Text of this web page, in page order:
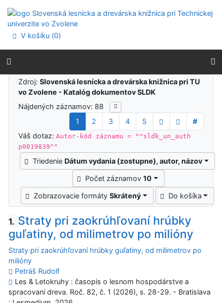
Prejsť na menu
Prehlásenie o webovej prístupnosti
V košíku (0)
Výsledky vyhľadávania
Zdroj:Slovenská lesnícka a drevárska knižnica pri TU
vo Zvolene - Katalóg dokumentov SLDK
Nájdených záznamov: 88
1
2 3 4 5
#
Váš dotaz:Autor-kód záznamu = "^sldk_un_auth
p0019839^"
Triedenie Dátum vydania (zostupne), autor, názov
Počet záznamov10
Zobrazovacie formátySkrátený Do košíka
1. Straty pri zaokrúhľovaní hrúbky
guľatiny, od milimetrov po milióny
Straty pri zaokrúhľovaní hrúbky guľatiny, od milimetrov po
milióny
Petráš Rudolf
Les & Letokruhy : časopis o lesnom hospodárstve a
spracovaní dreva. Roč. 82, č. 1 (2026), s. 28-29. - Bratislava